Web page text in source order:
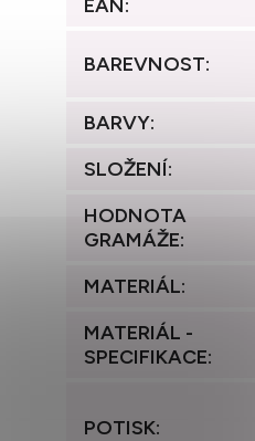
EAN:
BAREVNOST:
BARVY:
SLOŽENÍ:
HODNOTA
GRAMÁŽE:
MATERIÁL:
MATERIÁL -
SPECIFIKACE:
POTISK: